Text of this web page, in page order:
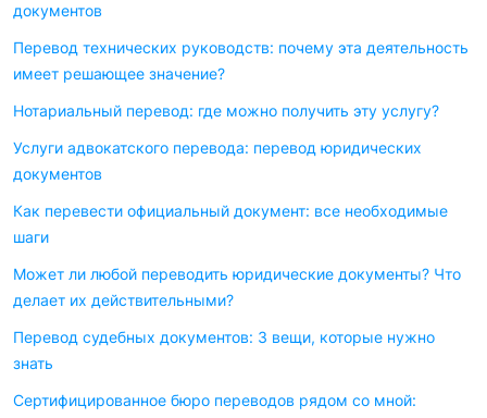
документов
Перевод технических руководств: почему эта деятельность
имеет решающее значение?
Нотариальный перевод: где можно получить эту услугу?
Услуги адвокатского перевода: перевод юридических
документов
Как перевести официальный документ: все необходимые
шаги
Может ли любой переводить юридические документы? Что
делает их действительными?
Перевод судебных документов: 3 вещи, которые нужно
знать
Сертифицированное бюро переводов рядом со мной: